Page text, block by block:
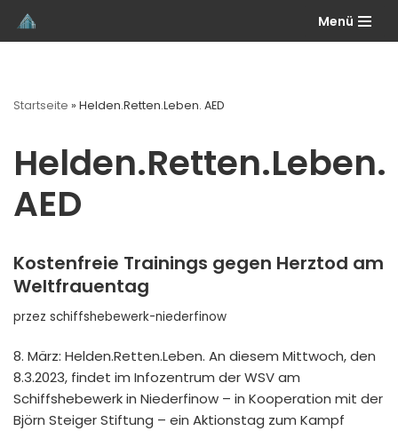
Przejdź
Menü
Startseite » Helden.Retten.Leben. AED
Helden.Retten.Leben.
AED
Kostenfreie Trainings gegen Herztod am
Weltfrauentag
przez schiffshebewerk-niederfinow
8. März: Helden.Retten.Leben. An diesem Mittwoch, den
8.3.2023, findet im Infozentrum der WSV am
Schiffshebewerk in Niederfinow – in Kooperation mit der
Björn Steiger Stiftung – ein Aktionstag zum Kampf